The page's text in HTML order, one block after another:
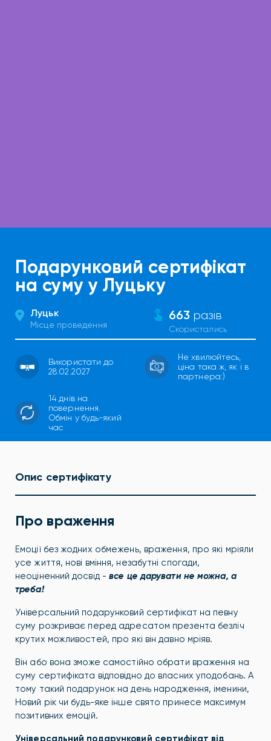
Подарунковий сертифікат
на суму у Луцьку
Луцьк
Місце проведення
663разів
Скористались
Використати до
28.02.2027
Не хвилюйтесь,
ціна така ж, як і в
партнера:)
14 днів на
повернення.
Обмін у будь-який
час
Опис сертифікату
Про враження
Емоції без жодних обмежень, враження, про які мріяли
усе життя, нові вміння, незабутні спогади,
неоціненний досвід -все це дарувати не можна, а
треба!
Універсальний подарунковий сертифікат на певну
суму розкриває перед адресатом презента безліч
крутих можливостей, про які він давно мріяв.
Він або вона зможе самостійно обрати враження на
суму сертифіката відповідно до власних уподобань. А
тому такий подарунок на день народження, іменини,
Новий рік чи будь-яке інше свято принесе максимум
позитивних емоцій.
Універсальний подарунковий сертифікат від